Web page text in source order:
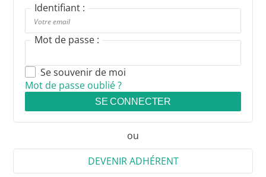
Identifiant :
Mot de passe :
Se souvenir de moi
Mot de passe oublié ?
SE CONNECTER
ou
DEVENIR ADHÉRENT